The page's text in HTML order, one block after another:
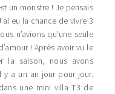
un monstre ! Je pensais
eu la chance de vivre 3
n’avions qu’une seule
! Après avoir vu le
la saison, nous avons
y a un an jour pour jour.
une mini villa T3 de